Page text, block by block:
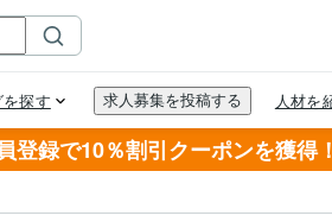
登録で10％割引クーポンを獲得！